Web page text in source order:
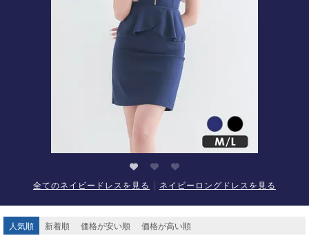
全てのネイビードレスを見る ネイビーロングドレスを見る
人気順 新着順 価格が安い順 価格が高い順